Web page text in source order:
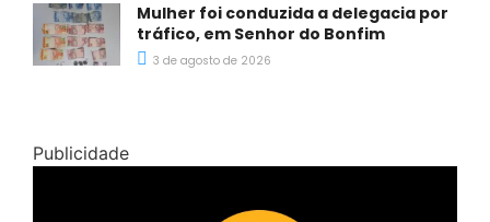
Mulher foi conduzida a delegacia por
tráfico, em Senhor do Bonfim
3 de agosto de 2026
Publicidade